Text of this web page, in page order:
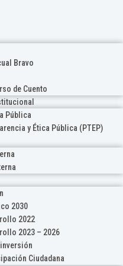
Bravo
de Cuento
Pública
y Ética Pública (PTEP)
2030
2022
2023 – 2026
Ciudadana